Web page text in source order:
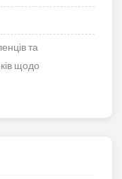
та
щодо